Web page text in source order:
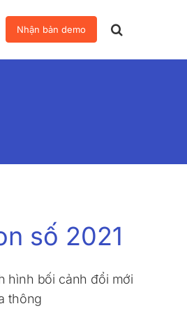
Nhận bản demo
số 2021
hình bối cảnh đổi mới
thông